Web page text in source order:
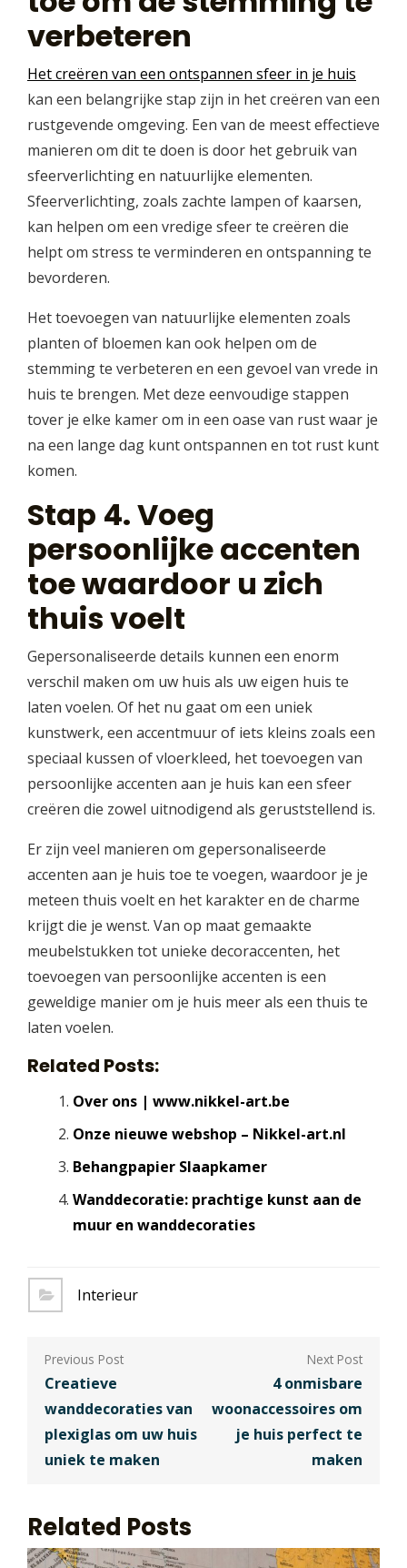
verbeteren
Het creëren van een ontspannen sfeer in je huis
kan een belangrijke stap zijn in het creëren van een
rustgevende omgeving. Een van de meest effectieve
manieren om dit te doen is door het gebruik van
sfeerverlichting en natuurlijke elementen.
Sfeerverlichting, zoals zachte lampen of kaarsen,
kan helpen om een vredige sfeer te creëren die
helpt om stress te verminderen en ontspanning te
bevorderen.
Het toevoegen van natuurlijke elementen zoals
planten of bloemen kan ook helpen om de
stemming te verbeteren en een gevoel van vrede in
huis te brengen. Met deze eenvoudige stappen
tover je elke kamer om in een oase van rust waar je
na een lange dag kunt ontspannen en tot rust kunt
komen.
Stap 4. Voeg
persoonlijke accenten
toe waardoor u zich
thuis voelt
Gepersonaliseerde details kunnen een enorm
verschil maken om uw huis als uw eigen huis te
laten voelen. Of het nu gaat om een uniek
kunstwerk, een accentmuur of iets kleins zoals een
speciaal kussen of vloerkleed, het toevoegen van
persoonlijke accenten aan je huis kan een sfeer
creëren die zowel uitnodigend als geruststellend is.
Er zijn veel manieren om gepersonaliseerde
accenten aan je huis toe te voegen, waardoor je je
meteen thuis voelt en het karakter en de charme
krijgt die je wenst. Van op maat gemaakte
meubelstukken tot unieke decoraccenten, het
toevoegen van persoonlijke accenten is een
geweldige manier om je huis meer als een thuis te
laten voelen.
Related Posts:
Over ons | www.nikkel-art.be
Onze nieuwe webshop – Nikkel-art.nl
Behangpapier Slaapkamer
Wanddecoratie: prachtige kunst aan de
muur en wanddecoraties
Interieur
Berichtnavigatie
Creatieve
wanddecoraties van
plexiglas om uw huis
uniek te maken
4 onmisbare
woonaccessoires om
je huis perfect te
maken
Related Posts